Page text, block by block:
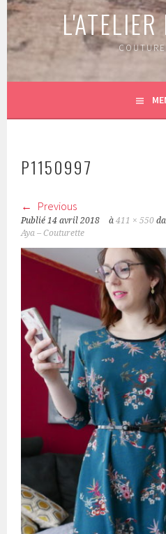
P1150997
Previous
Publié14 avril 2018 à411 × 550
Aya – Couturette